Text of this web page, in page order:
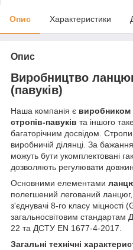
Опис Характеристики
Опис
Виробництво
(павуків)
Наша компанія є виробником
стропів-павуків та іншого
багаторічним досвідом.
виробничій ділянці. За
можуть бути укомплектовані
дозволяють регулювати
Основними елементами
полегшений легований
з'єднувачі 8-го класу міцності
загальносвітовим
22 та ДСТУ EN 1677-4-2017.
Загальні технічні